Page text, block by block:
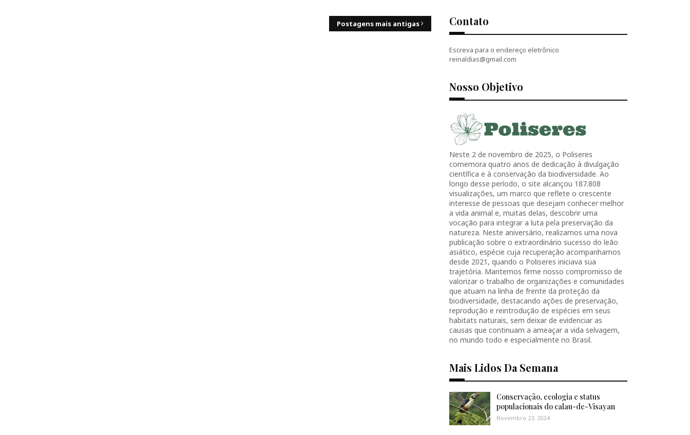
Postagens mais antigas Contato
Escreva para o endereço eletrônico
reinaldias@gmail.com
Nosso Objetivo
Neste 2 de novembro de 2025, o Poliseres
comemora quatro anos de dedicação à divulgação
científica e à conservação da biodiversidade. Ao
longo desse período, o site alcançou 187.808
visualizações, um marco que reflete o crescente
interesse de pessoas que desejam conhecer melhor
a vida animal e, muitas delas, descobrir uma
vocação para integrar a luta pela preservação da
natureza. Neste aniversário, realizamos uma nova
publicação sobre o extraordinário sucesso do leão
asiático, espécie cuja recuperação acompanhamos
desde 2021, quando o Poliseres iniciava sua
trajetória. Mantemos firme nosso compromisso de
valorizar o trabalho de organizações e comunidades
que atuam na linha de frente da proteção da
biodiversidade, destacando ações de preservação,
reprodução e reintrodução de espécies em seus
habitats naturais, sem deixar de evidenciar as
causas que continuam a ameaçar a vida selvagem,
no mundo todo e especialmente no Brasil.
Mais Lidos Da Semana
Conservação, ecologia e status
populacionais do calau-de-Visayan
Novembro 23, 2024